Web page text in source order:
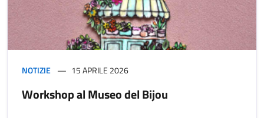
NOTIZIE 15 APRILE 2026
Workshop al Museo del Bijou